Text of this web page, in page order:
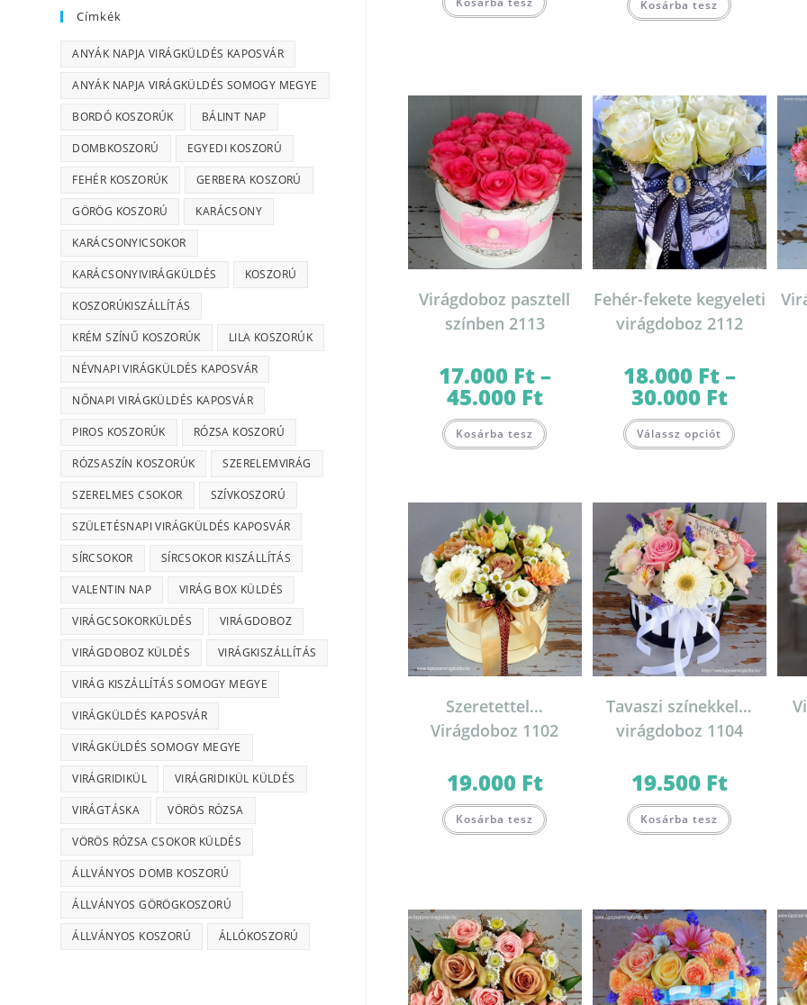
a
a
termékoldalon
választhatók
ki
Kosárba tesz a
a
választhatók
ki
Virágdoboz pasztell
színben 2113
17.000 Ft–
45.000 FtÁrtartomány:
17.000 Ft
45.000 Ft
Kosárba tesz a
A
változatok
a
termékoldalon
választhatók
ki
Fehér-fekete kegyeleti
virágdoboz 2112
18.000 Ft–
30.000 FtÁrtartomány:
18.000 Ft
30.000 Ft
Válassz opciót a
A
változatok
a
ki
Szeretettel…
Virágdoboz 1102
19.000 Ft
Kosárba tesz
Tavaszi színekkel…
virágdoboz 1104
19.500 Ft
Kosárba tesz
Címkék
ANYÁK NAPJA VIRÁGKÜLDÉS KAPOSVÁR
ANYÁK NAPJA VIRÁGKÜLDÉS SOMOGY MEGYE
BORDÓ KOSZORÚK BÁLINT NAP
DOMBKOSZORÚ EGYEDI KOSZORÚ
FEHÉR KOSZORÚK GERBERA KOSZORÚ
GÖRÖG KOSZORÚ KARÁCSONY
KARÁCSONYICSOKOR
KARÁCSONYIVIRÁGKÜLDÉS KOSZORÚ
KOSZORÚKISZÁLLÍTÁS
KRÉM SZÍNŰ KOSZORÚK LILA KOSZORÚK
NÉVNAPI VIRÁGKÜLDÉS KAPOSVÁR
NŐNAPI VIRÁGKÜLDÉS KAPOSVÁR
PIROS KOSZORÚK RÓZSA KOSZORÚ
RÓZSASZÍN KOSZORÚK SZERELEMVIRÁG
SZERELMES CSOKOR SZÍVKOSZORÚ
SZÜLETÉSNAPI VIRÁGKÜLDÉS KAPOSVÁR
SÍRCSOKOR SÍRCSOKOR KISZÁLLÍTÁS
VALENTIN NAP VIRÁG BOX KÜLDÉS
VIRÁGCSOKORKÜLDÉS VIRÁGDOBOZ
VIRÁGDOBOZ KÜLDÉS VIRÁGKISZÁLLÍTÁS
VIRÁG KISZÁLLÍTÁS SOMOGY MEGYE
VIRÁGKÜLDÉS KAPOSVÁR
VIRÁGKÜLDÉS SOMOGY MEGYE
VIRÁGRIDIKÜL VIRÁGRIDIKÜL KÜLDÉS
VIRÁGTÁSKA VÖRÖS RÓZSA
VÖRÖS RÓZSA CSOKOR KÜLDÉS
ÁLLVÁNYOS DOMB KOSZORÚ
ÁLLVÁNYOS GÖRÖGKOSZORÚ
ÁLLVÁNYOS KOSZORÚ ÁLLÓKOSZORÚ